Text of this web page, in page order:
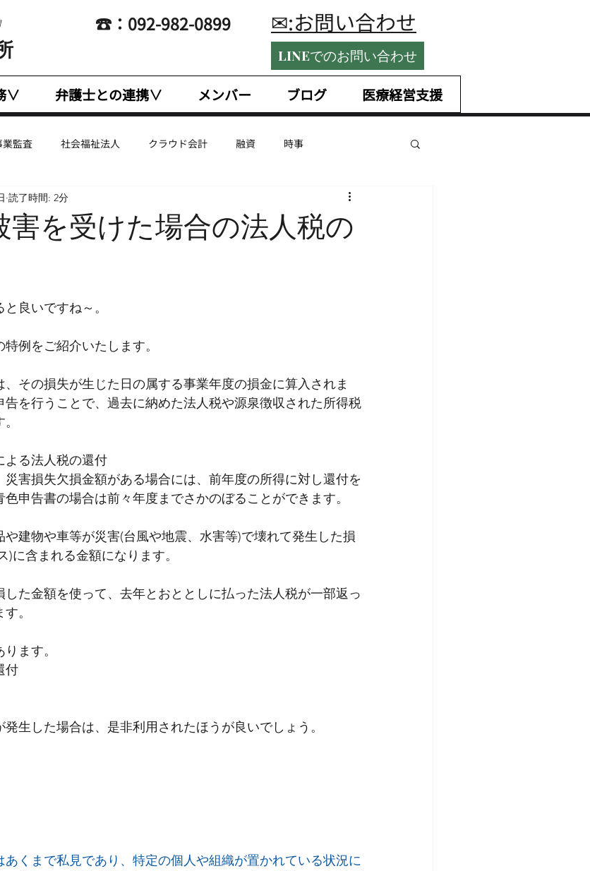
​☎：092-982-0899 ​✉:お問い合わせ
LINEでのお問い合わせ
∨ 弁護士との連携∨ メンバー ブログ 医療経営支援
業監査 社会福祉法人 クラウド会計 融資 時事
国際税務
暇 給与計算・賃金計算
害を受けた場合の法人税の
読了時間: 2分
良いですね～。
例をご紹介いたします。
その損失が生じた日の属する事業年度の損金に算入されま
を行うことで、過去に納めた法人税や源泉徴収された所得税
る法人税の還付
害損失欠損金額がある場合には、前年度の所得に対し還付を
申告書の場合は前々年度までさかのぼることができます。
建物や車等が災害(台風や地震、水害等)で壊れて発生した損
に含まれる金額になります。
た金額を使って、去年とおととしに払った法人税が一部返っ
。
ます。
付
生した場合は、是非利用されたほうが良いでしょう。
くまで私見であり、特定の個人や組織が置かれている状況に